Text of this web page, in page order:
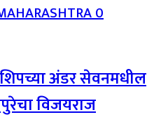
0
अंडर सेवनमधील
विजयराज